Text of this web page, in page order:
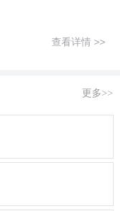
查看详情 >>
更多>>